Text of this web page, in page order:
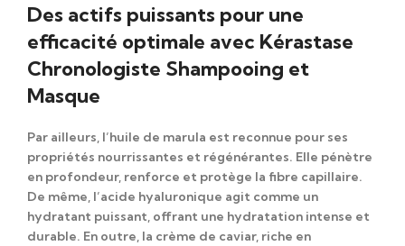
Des actifs puissants pour une
efficacité optimale avec Kérastase
Chronologiste Shampooing et
Masque
Par ailleurs , l’huile de marula est reconnue pour ses
propriétés nourrissantes et régénérantes. Elle pénètre
en profondeur, renforce et protège la fibre capillaire.
De même , l’acide hyaluronique agit comme un
hydratant puissant, offrant une hydratation intense et
durable. En outre , la crème de caviar, riche en